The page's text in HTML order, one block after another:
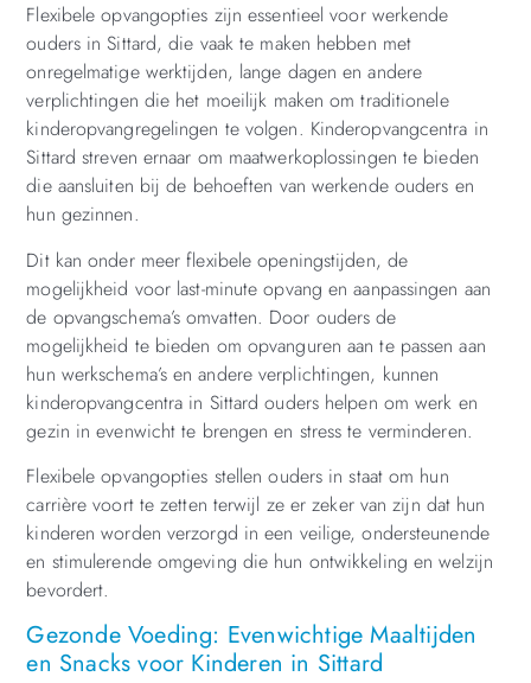
Flexibele opvangopties zijn essentieel voor werkende
ouders in Sittard, die vaak te maken hebben met
onregelmatige werktijden, lange dagen en andere
verplichtingen die het moeilijk maken om traditionele
kinderopvangregelingen te volgen. Kinderopvangcentra in
Sittard streven ernaar om maatwerkoplossingen te bieden
die aansluiten bij de behoeften van werkende ouders en
hun gezinnen.
Dit kan onder meer flexibele openingstijden, de
mogelijkheid voor last-minute opvang en aanpassingen aan
de opvangschema’s omvatten. Door ouders de
mogelijkheid te bieden om opvanguren aan te passen aan
hun werkschema’s en andere verplichtingen, kunnen
kinderopvangcentra in Sittard ouders helpen om werk en
gezin in evenwicht te brengen en stress te verminderen.
Flexibele opvangopties stellen ouders in staat om hun
carrière voort te zetten terwijl ze er zeker van zijn dat hun
kinderen worden verzorgd in een veilige, ondersteunende
en stimulerende omgeving die hun ontwikkeling en welzijn
bevordert.
Gezonde Voeding: Evenwichtige Maaltijden
en Snacks voor Kinderen in Sittard